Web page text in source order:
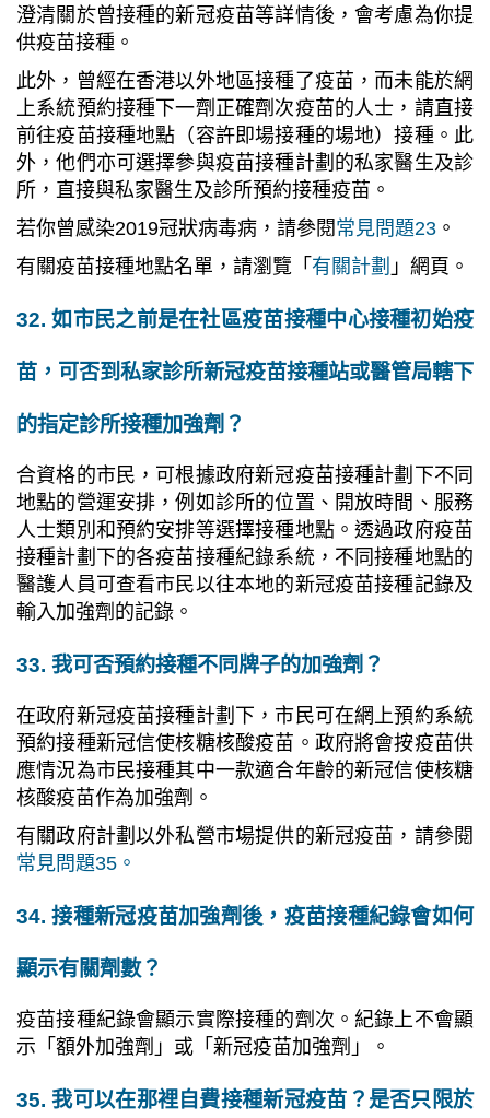
澄清關於曾接種的新冠疫苗等詳情後，會考慮為你提
供疫苗接種。
此外，曾經在香港以外地區接種了疫苗，而未能於網
上系統預約接種下一劑正確劑次疫苗的人士，請直接
前往疫苗接種地點（容許即場接種的場地）接種。此
外，他們亦可選擇參與疫苗接種計劃的私家醫生及診
所，直接與私家醫生及診所預約接種疫苗。
若你曾感染2019冠狀病毒病，請參閱常見問題23 。
有關疫苗接種地點名單，請瀏覽「 有關計劃 」網頁。
32. 如市民之前是在社區疫苗接種中心接種初始疫
苗，可否到私家診所新冠疫苗接種站或醫管局轄下
的指定診所接種加強劑？
合資格的市民，可根據政府新冠疫苗接種計劃下不同
地點的營運安排，例如診所的位置、開放時間、服務
人士類別和預約安排等選擇接種地點。透過政府疫苗
接種計劃下的各疫苗接種紀錄系統，不同接種地點的
醫護人員可查看市民以往本地的新冠疫苗接種記錄及
輸入加強劑的記錄。
33. 我可否預約接種不同牌子的加強劑？
在政府新冠疫苗接種計劃下，市民可在網上預約系統
預約接種新冠信使核糖核酸疫苗。政府將會按疫苗供
應情況為市民接種其中一款適合年齡的新冠信使核糖
核酸疫苗作為加強劑。
有關政府計劃以外私營市場提供的新冠疫苗，請參閱
常見問題35。
34. 接種新冠疫苗加強劑後，疫苗接種紀錄會如何
顯示有關劑數？
疫苗接種紀錄會顯示實際接種的劑次。紀錄上不會顯
示「額外加強劑」或「新冠疫苗加強劑」。
35. 我可以在那裡自費接種新冠疫苗？是否只限於